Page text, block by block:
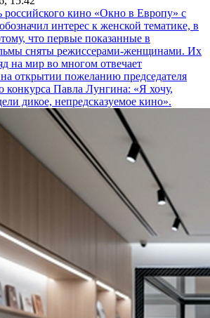
российского кино «Окно в Европу» с
интерес к женской тематике, в
что первые показанные в
сняты режиссерами-женщинами. Их
на мир во многом отвечает
открытии пожеланию председателя
конкурса Павла Лунгина: «Я хочу,
дикое, непредсказуемое кино».